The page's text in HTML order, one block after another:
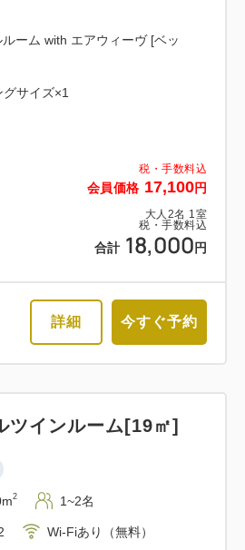
税・手数料込
会員価格 17,100円
大人 2名 1 室
税・手数料込
合計 18,000 円
ーム with エアウィーヴ [ベッ
グサイズ×1
詳細 今すぐ予約
ツインルーム[19㎡]
2 1~2名
Wi-Fiあり（無料）